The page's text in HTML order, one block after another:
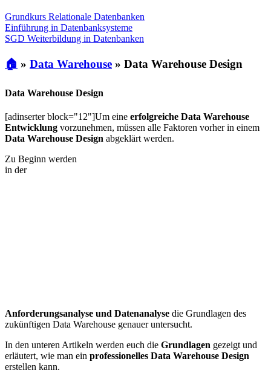
Grundkurs Relationale Datenbanken
Einführung in Datenbanksysteme
SGD Weiterbildung in Datenbanken
🏠 » Data Warehouse » Data Warehouse Design
Data Warehouse Design
[adinserter block="12"]Um eine erfolgreiche Data Warehouse
Entwicklung vorzunehmen, müssen alle Faktoren vorher in einem
Data Warehouse Design abgeklärt werden.
Zu Beginn werden
in der
Anforderungsanalyse und Datenanalyse die Grundlagen des
zukünftigen Data Warehouse genauer untersucht.
In den unteren Artikeln werden euch die Grundlagen gezeigt und
erläutert, wie man ein professionelles Data Warehouse Design
erstellen kann.